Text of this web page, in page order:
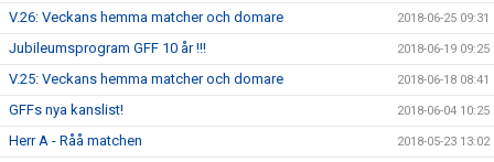
V.26: Veckans hemma matcher och domare 2018-06-25 09:31
Jubileumsprogram GFF 10 år !!! 2018-06-19 09:25
V.25: Veckans hemma matcher och domare 2018-06-18 08:41
GFFs nya kanslist! 2018-06-04 10:25
Herr A - Råå matchen 2018-05-23 13:02